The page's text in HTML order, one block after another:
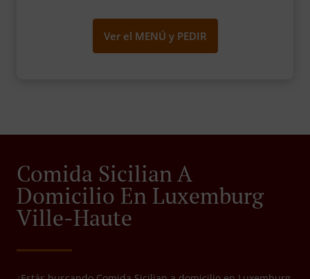
Ver el MENÚ y PEDIR
Comida Sicilian A
Domicilio En Luxemburg
Ville-Haute